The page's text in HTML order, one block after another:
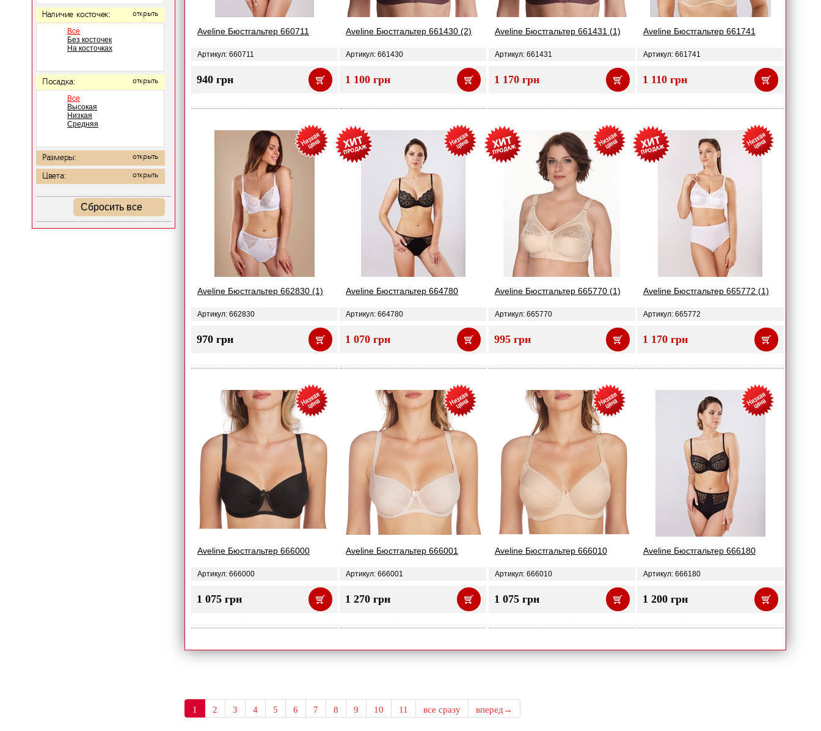
Наличие косточек: открыть
Все
Без косточек
На косточках
Посадка: открыть
Все
Высокая
Низкая
Средняя
Размеры: открыть
Цвета: открыть
Сбросить все
Aveline Бюстгальтер 660711
Артикул: 660711
940 грн
Aveline Бюстгальтер 661430 (2)
Артикул: 661430
1 100 грн
Aveline Бюстгальтер 661431 (1)
Артикул: 661431
1 170 грн
Aveline Бюстгальтер 661741
Артикул: 661741
1 110 грн
Aveline Бюстгальтер 662830 (1)
Артикул: 662830
970 грн
Aveline Бюстгальтер 664780
Артикул: 664780
1 070 грн
Aveline Бюстгальтер 665770 (1)
Артикул: 665770
995 грн
Aveline Бюстгальтер 665772 (1)
Артикул: 665772
1 170 грн
Aveline Бюстгальтер 666000
Артикул: 666000
1 075 грн
Aveline Бюстгальтер 666001
Артикул: 666001
1 270 грн
Aveline Бюстгальтер 666010
Артикул: 666010
1 075 грн
Aveline Бюстгальтер 666180
Артикул: 666180
1 200 грн
1 2 3 4 5 6 7 8 9 10 11 все сразу вперед→